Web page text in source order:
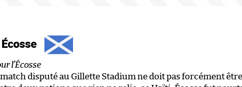
l’Écosse
disputé au Gillette Stadium ne doit pas forcément